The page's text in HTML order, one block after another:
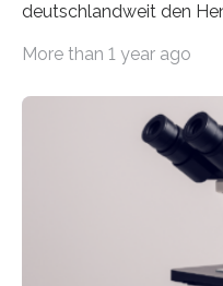
deutschlandweit den
hochrangige
Schlaganfall“ mit Sitz in
Schlaganfallforschung,
Betroffenen zu
diesem Jahr wieder
Preis aus. Er richtet sich
Forscherinnen und
werden soll eine
More than 1 year ago